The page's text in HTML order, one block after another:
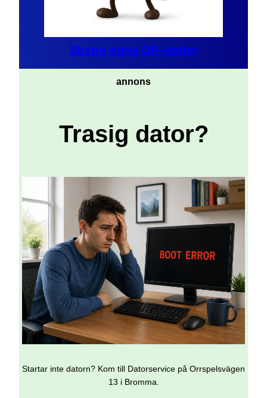
Skapa egna QR-koder
annons
Trasig dator?
Startar inte datorn? Kom till Datorservice på Orrspelsvägen
13 i Bromma.